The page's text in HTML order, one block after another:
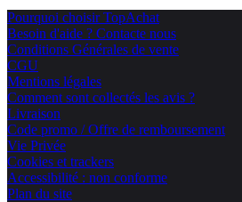
Pourquoi choisir TopAchat
Besoin d'aide ? Contacte nous
Conditions Générales de vente
CGU
Mentions légales
Comment sont collectés les avis ?
Livraison
Code promo / Offre de remboursement
Vie Privée
Cookies et trackers
Accessibilité : non conforme
Plan du site